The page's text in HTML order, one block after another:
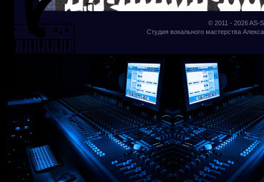
© 2011 - 2026AS-
Студия вокального мастерства